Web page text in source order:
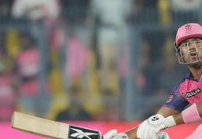
IPL 2024- RR
Jurel: ఐపీఎల్ లో
ఆర్ ఆర్
చేశా: ధ్రువ్ జురెల్
వ్రాసిన వారు Stalin Apr 28, 2024 02:56 pm